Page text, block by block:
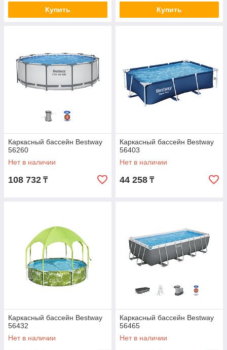
Купить Купить
Каркасный бассейн Bestway
56260
Нет в наличии
108 732 ₸
Каркасный бассейн Bestway
56403
Нет в наличии
44 258 ₸
Каркасный бассейн Bestway
56432
Нет в наличии
Каркасный бассейн Bestway
56465
Нет в наличии